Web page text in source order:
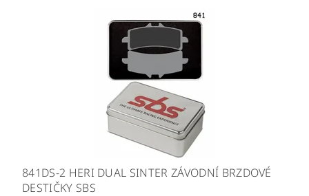
841DS-2 HERI DUAL SINTER ZÁVODNÍ BRZDOVÉ
DESTIČKY SBS